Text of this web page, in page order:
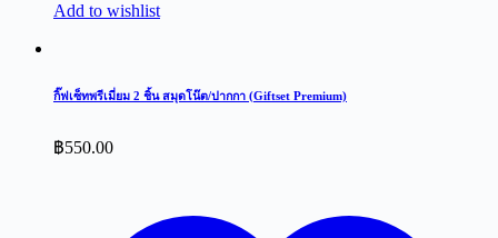
Add to wishlist
กิ๊ฟเซ็ทพรีเมี่ยม 2 ชิ้น สมุดโน๊ต/ปากกา (Giftset Premium)
฿550.00